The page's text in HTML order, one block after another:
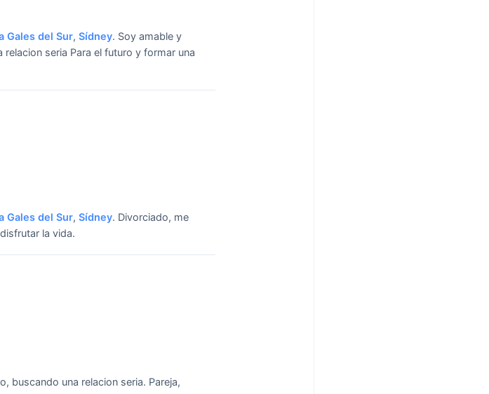
Gales del Sur, Sídney. Soy amable y
relacion seria Para el futuro y formar una
Gales del Sur, Sídney. Divorciado, me
la vida.
buscando una relacion seria. Pareja,